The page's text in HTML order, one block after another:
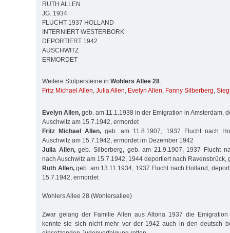
RUTH ALLEN
JG. 1934
FLUCHT 1937 HOLLAND
INTERNIERT WESTERBORK
DEPORTIERT 1942
AUSCHWITZ
ERMORDET
Weitere Stolpersteine in Wohlers Allee 28:
Fritz Michael Allen, Julia Allen, Evelyn Allen, Fanny Silberberg,
Evelyn Allen, geb. am 11.1.1938 in der Emigration in Amsterdam,
Auschwitz am 15.7.1942, ermordet
Fritz Michael Allen, geb. am 11.8.1907, 1937 Flucht nach
Auschwitz am 15.7.1942, ermordet im Dezember 1942
Julia Allen,geb. Silberberg, geb. am 21.9.1907, 1937 Flucht
nach Auschwitz am 15.7.1942, 1944 deportiert nach Ravensbrück,
Ruth Allen,geb. am 13.11.1934, 1937 Flucht nach Holland,
15.7.1942, ermordet
Wohlers Allee 28 (Wohlersallee)
Zwar gelang der Familie Allen aus Altona 1937 die
konnte sie sich nicht mehr vor der 1942 auch in den deutsch